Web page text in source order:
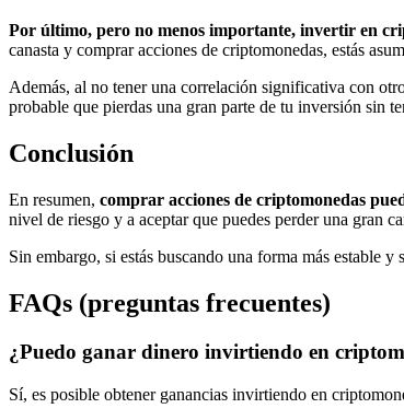
Por último, pero no menos importante, invertir en
canasta y comprar acciones de criptomonedas, estás
Además, al no tener una correlación significativa con
probable que pierdas una gran parte de tu inversión sin
Conclusión
En resumen, comprar acciones de criptomonedas
nivel de riesgo y a aceptar que puedes perder una gran
Sin embargo, si estás buscando una forma más estable
FAQs (preguntas frecuentes)
¿Puedo ganar dinero invirtiendo en
Sí, es posible obtener ganancias invirtiendo en